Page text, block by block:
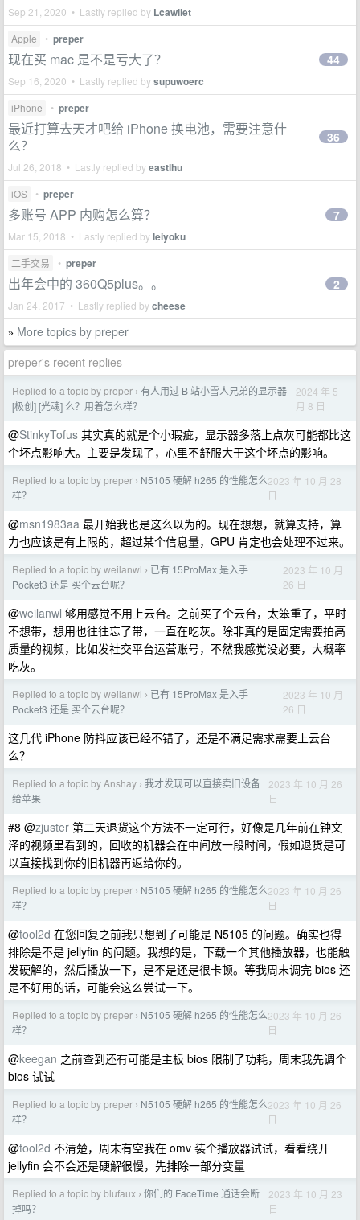
Sep 21, 2020 • Lastly replied by Lcawliet
Apple • preper
现在买 mac 是不是亏大了？
Sep 16, 2020 • Lastly replied bysupuwoerc
44
iPhone • preper
最近打算去天才吧给 iPhone 换电池，需要注意什
么？
Jul 26, 2018 • Lastly replied byeastlhu
36
iOS • preper
多账号 APP 内购怎么算？
Mar 15, 2018 • Lastly replied byleiyoku
7
二手交易 • preper
出年会中的 360Q5plus。。
Jan 24, 2017 • Lastly replied bycheese
2
» More topics by preper
preper's recent replies
Replied to a topic by preper › 有人用过 B 站小雪人兄弟的显示器
[极创] [光魂] 么？用着怎么样？
2024 年 5
月 8 日
@StinkyTofus 其实真的就是个小瑕疵，显示器多落上点灰可能都比这
个坏点影响大。主要是发现了，心里不舒服大于这个坏点的影响。
Replied to a topic by preper › N5105 硬解 h265 的性能怎么
样？
2023 年 10 月 28
日
@msn1983aa 最开始我也是这么以为的。现在想想，就算支持，算
力也应该是有上限的，超过某个信息量，GPU 肯定也会处理不过来。
Replied to a topic by weilanwl › 已有 15ProMax 是入手
Pocket3 还是 买个云台呢？
2023 年 10 月
26 日
@weilanwl 够用感觉不用上云台。之前买了个云台，太笨重了，平时
不想带，想用也往往忘了带，一直在吃灰。除非真的是固定需要拍高
质量的视频，比如发社交平台运营账号，不然我感觉没必要，大概率
吃灰。
Replied to a topic by weilanwl › 已有 15ProMax 是入手
Pocket3 还是 买个云台呢？
2023 年 10 月
26 日
这几代 iPhone 防抖应该已经不错了，还是不满足需求需要上云台
么？
Replied to a topic by Anshay › 我才发现可以直接卖旧设备
给苹果
2023 年 10 月 26
日
#8 @zjuster 第二天退货这个方法不一定可行，好像是几年前在钟文
泽的视频里看到的，回收的机器会在中间放一段时间，假如退货是可
以直接找到你的旧机器再返给你的。
Replied to a topic by preper › N5105 硬解 h265 的性能怎么
样？
2023 年 10 月 26
日
@tool2d 在您回复之前我只想到了可能是 N5105 的问题。确实也得
排除是不是 jellyfin 的问题。我想的是，下载一个其他播放器，也能触
发硬解的，然后播放一下，是不是还是很卡顿。等我周末调完 bios 还
是不好用的话，可能会这么尝试一下。
Replied to a topic by preper › N5105 硬解 h265 的性能怎么
样？
2023 年 10 月 26
日
@keegan 之前查到还有可能是主板 bios 限制了功耗，周末我先调个
bios 试试
Replied to a topic by preper › N5105 硬解 h265 的性能怎么
样？
2023 年 10 月 26
日
@tool2d 不清楚，周末有空我在 omv 装个播放器试试，看看绕开
jellyfin 会不会还是硬解很慢，先排除一部分变量
Replied to a topic by blufaux › 你们的 FaceTime 通话会断
掉吗？
2023 年 10 月 23
日